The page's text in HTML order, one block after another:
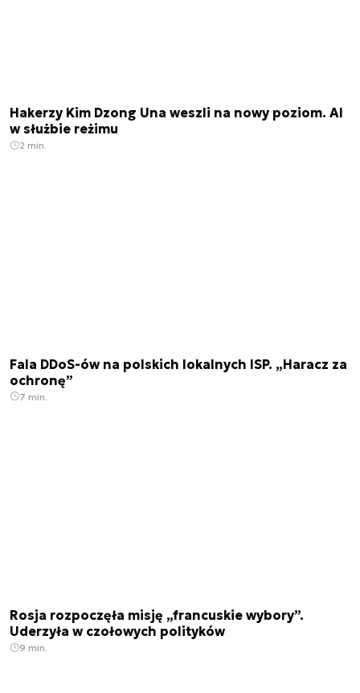
Hakerzy Kim Dzong Una weszli na nowy poziom. AI
w służbie reżimu
2 min.
Fala DDoS-ów na polskich lokalnych ISP. „Haracz za
ochronę”
7 min.
Rosja rozpoczęła misję „francuskie wybory”.
Uderzyła w czołowych polityków
9 min.